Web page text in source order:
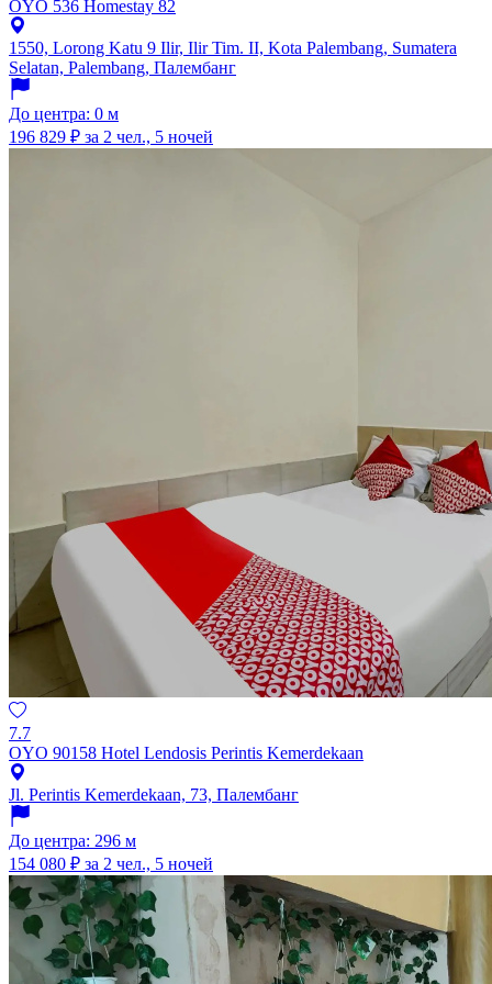
OYO 536 Homestay 82
1550, Lorong Katu 9 Ilir, Ilir Tim. II, Kota Palembang, Sumatera
Selatan, Palembang, Палембанг
До центра: 0 м
196 829 ₽ за 2 чел., 5 ночей
7.7
OYO 90158 Hotel Lendosis Perintis Kemerdekaan
Jl. Perintis Kemerdekaan, 73, Палембанг
До центра: 296 м
154 080 ₽ за 2 чел., 5 ночей